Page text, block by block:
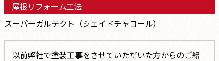
屋根リフォーム工法
スーパーガルテクト（シェイドチャコール）
以前弊社で塗装工事をさせていただいた方からのご紹